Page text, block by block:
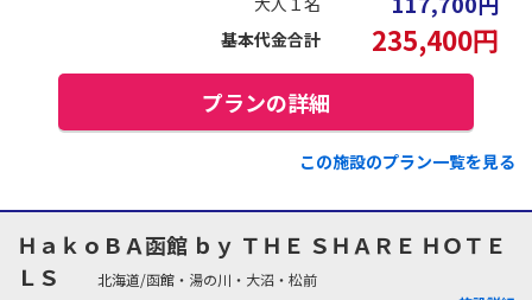
基本代金合計 235,400円
プランの詳細
この施設のプラン一覧を見る
ＨａｋｏＢＡ函館 ｂｙ ＴＨＥ ＳＨＡＲＥ ＨＯＴＥ
ＬＳ
北海道/函館・湯の川・大沼・松前